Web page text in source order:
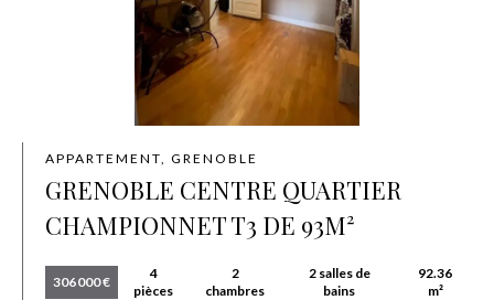
APPARTEMENT, GRENOBLE
GRENOBLE CENTRE QUARTIER
CHAMPIONNET T3 DE 93M²
306 000 €
4
pièces
2
chambres
2 salles de
bains
92.36
m²